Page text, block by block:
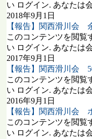
い ログイン. あなたは
2018年9月1日
【報告】関西滑川会
このコンテンツを閲覧
い ログイン. あなたは
2017年9月1日
【報告】関西滑川会
このコンテンツを閲覧
い ログイン. あなたは
2016年9月1日
【報告】関西滑川会
このコンテンツを閲覧
い ログイン. あなたは